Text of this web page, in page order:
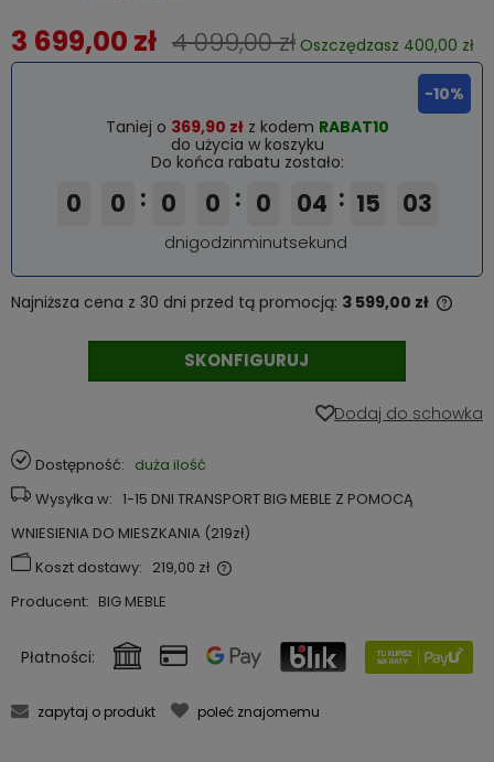
3 699,00 zł 4 099,00 zł Oszczędzasz 400,00 zł
-10%
Taniej o 369,90 złz kodem RABAT10
do użycia w koszyku
Do końca rabatu zostało:
0 0 : 0 0 : 0 04 : 15 02
dnigodzinminutsekund
Najniższa cena z 30 dni przed tą promocją: 3 599,00 zł
SKONFIGURUJ
Dodaj do schowka
Dostępność: duża ilość
Wysyłka w: 1-15 DNI TRANSPORT BIG MEBLE Z POMOCĄ
WNIESIENIA DO MIESZKANIA (219zł)
Koszt dostawy: 219,00 zł
Producent: BIG MEBLE
Płatności:
zapytaj o produkt poleć znajomemu